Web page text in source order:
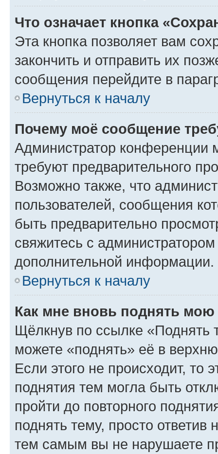
Что означает кнопка
Эта кнопка позволяет вам
закончить и отправить их
сообщения перейдите в
Вернуться к началу
Почему моё сообщение
Администратор конференции
требуют предварительного
Возможно также, что
пользователей, сообщения
быть предварительно
свяжитесь с
дополнительной информации.
Вернуться к началу
Как мне вновь поднять мою
Щёлкнув по ссылке «Поднять
можете «поднять» её в
Если этого не происходит, то
поднятия тем могла быть
пройти до повторного
поднять тему, просто ответив
тем самым вы не нарушаете